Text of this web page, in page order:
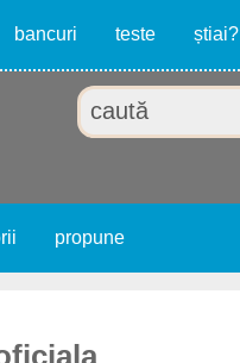
bancuri teste știai?
propune